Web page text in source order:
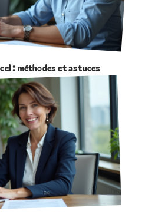
: méthodes et astuces